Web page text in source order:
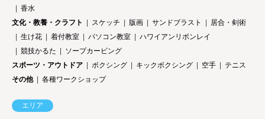
香水
文化・教養・クラフト
スケッチ 版画 サンドブラスト
居合・剣術
生け花
着付教室 パソコン教室
ハワイアンリボンレイ
競技かるた
ソープカービング
スポーツ・アウトドア
ボクシング キックボクシング 空手
テニス
その他
各種ワークショップ
エリア